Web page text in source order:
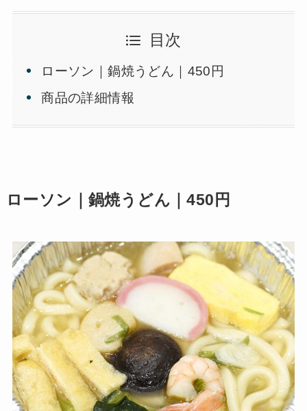
目次
ローソン｜鍋焼うどん｜450円
商品の詳細情報
ローソン｜鍋焼うどん｜450円